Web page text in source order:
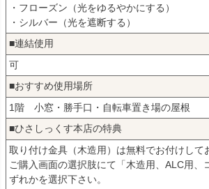
・フローズン（光をゆるやかにする）
・シルバー（光を遮断する）
■連結使用
可
■おすすめ使用場所
1階 小窓・勝手口・自転車置き場の屋根
■ひさしっくす本店の特典
取り付け金具（木造用）は無料でお付けして
ご購入画面の選択肢にて「木造用、ALC用、
ずれかを選択下さい。